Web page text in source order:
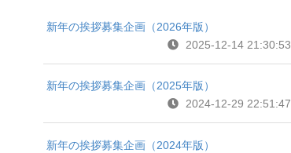
新年の挨拶募集企画（2026年版）
2025-12-14 21:30:53
新年の挨拶募集企画（2025年版）
2024-12-29 22:51:47
新年の挨拶募集企画（2024年版）